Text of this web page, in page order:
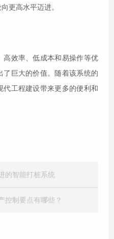
更高水平迈进。
高效率、低成本和易操作等优
巨大的价值。随着该系统的
工程建设带来更多的便利和
的智能打桩系统
控制要点有哪些？